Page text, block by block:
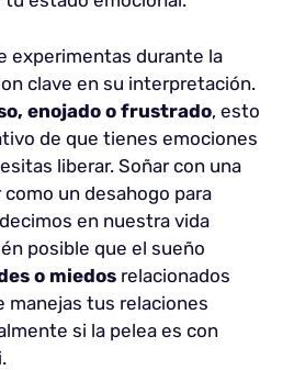
experimentas durante la
clave en su interpretación.
enojado o frustrado, esto
de que tienes emociones
liberar. Soñar con una
un desahogo para
en nuestra vida
posible que el sueño
o miedos relacionados
manejas tus relaciones
si la pelea es con